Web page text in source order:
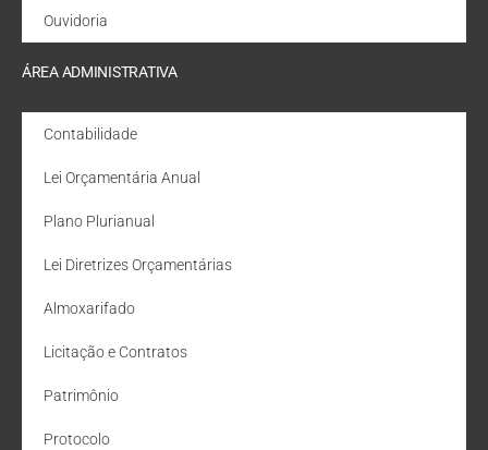
Ouvidoria
ÁREA ADMINISTRATIVA
Contabilidade
Lei Orçamentária Anual
Plano Plurianual
Lei Diretrizes Orçamentárias
Almoxarifado
Licitação e Contratos
Patrimônio
Protocolo